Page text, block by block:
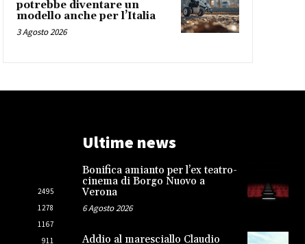
potrebbe diventare un
modello anche per l’Italia
3 Agosto 2026
2495
1278
1167
911
Ultime news
Bonifica amianto per l’ex teatro-
cinema di Borgo Nuovo a
Verona
6 Agosto 2026
Addio al maresciallo Claudio